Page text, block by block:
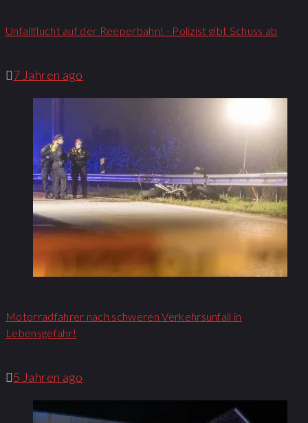
Unfallflucht auf der Reeperbahn! - Polizist gibt Schuss ab
7 Jahren ago
Motorradfahrer nach schweren Verkehrsunfall in
Lebensgefahr!
5 Jahren ago